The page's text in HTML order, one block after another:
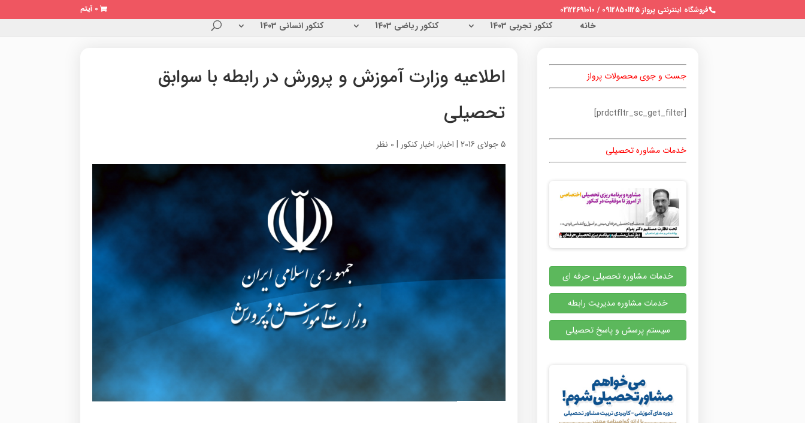
فروشگاه اینترنتی پرواز 09128501125 / 02122691010 0 آیتم
خانه کنکور تجربی 1403 کنکور ریاضی 1403 کنکور انسانی 1403
اطلاعیه وزارت آموزش و پرورش در رابطه با سوابق
تحصیلی
5 جولای 2016 | اخبار, اخبار کنکور | 0 نظر
جست و جوی محصولات پرواز
[prdctfltr_sc_get_filter]
خدمات مشاوره تحصیلی
خدمات مشاوره تحصیلی حرفه ای
خدمات مشاوره مدیریت رابطه
سیستم پرسش و پاسخ تحصیلی